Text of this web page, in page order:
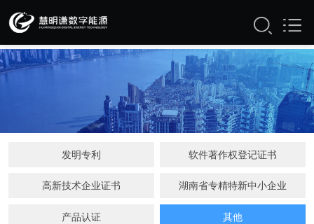
资质证书
发明专利 软件著作权登记证书
高新技术企业证书 湖南省专精特新中小企业
产品认证 其他